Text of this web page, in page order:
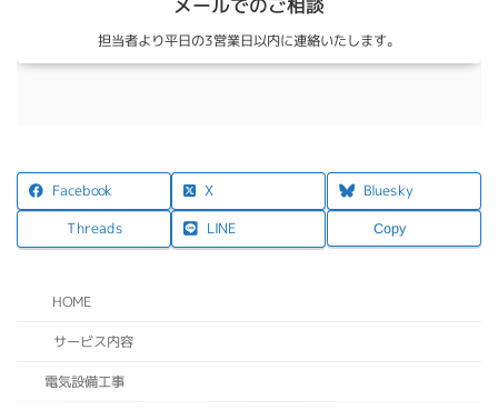
担当者より平日の3営業日以内に連絡いたします。
Facebook X Bluesky
Threads LINE Copy
HOME
サービス内容
電気設備工事